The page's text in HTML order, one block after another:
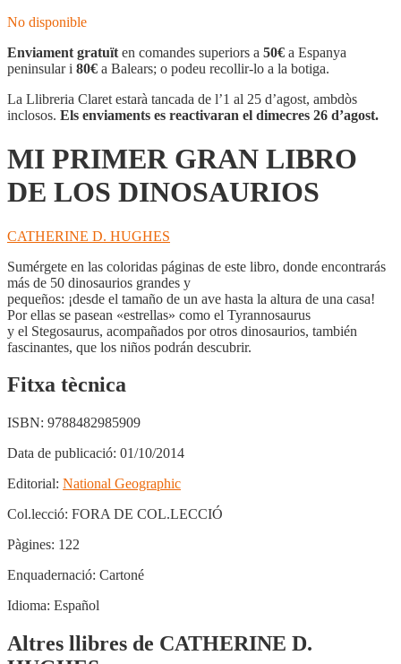
No disponible
Enviament gratuït en comandes superiors a 50€ a Espanya
peninsular i 80€ a Balears; o podeu recollir-lo a la botiga.
La Llibreria Claret estarà tancada de l’1 al 25 d’agost, ambdòs
inclosos. Els enviaments es reactivaran el dimecres 26 d’agost.
MI PRIMER GRAN LIBRO
DE LOS DINOSAURIOS
CATHERINE D. HUGHES
Sumérgete en las coloridas páginas de este libro, donde encontrarás
más de 50 dinosaurios grandes y
pequeños: ¡desde el tamaño de un ave hasta la altura de una casa!
Por ellas se pasean «estrellas» como el Tyrannosaurus
y el Stegosaurus, acompañados por otros dinosaurios, también
fascinantes, que los niños podrán descubrir.
Fitxa tècnica
ISBN: 9788482985909
Data de publicació: 01/10/2014
Editorial: National Geographic
Col.lecció: FORA DE COL.LECCIÓ
Pàgines: 122
Enquadernació: Cartoné
Idioma: Español
Altres llibres de CATHERINE D.